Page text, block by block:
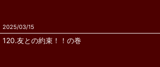
2025/03/15
120.友との約束！！の巻